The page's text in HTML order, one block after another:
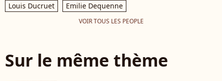
Louis Ducruet
Emilie Dequenne
VOIR TOUS LES PEOPLE
Sur le même thème